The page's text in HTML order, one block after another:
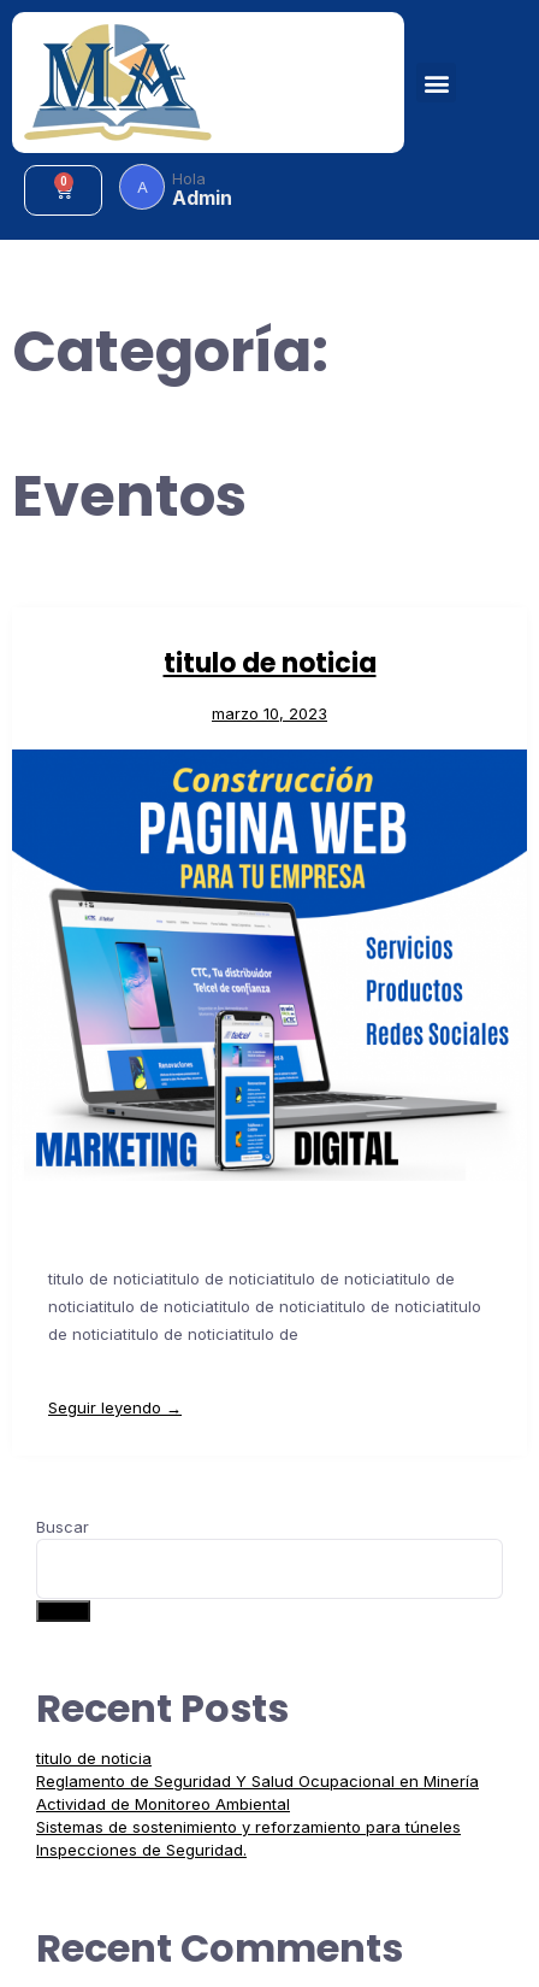
0 A Hola
Admin
Categoría:
Eventos
titulo de noticia
marzo 10, 2023
titulo de noticiatitulo de noticiatitulo de noticiatitulo de
noticiatitulo de noticiatitulo de noticiatitulo de noticiatitulo
de noticiatitulo de noticiatitulo de
Seguir leyendo →
Buscar
Recent Posts
titulo de noticia
Reglamento de Seguridad Y Salud Ocupacional en Minería
Actividad de Monitoreo Ambiental
Sistemas de sostenimiento y reforzamiento para túneles
Inspecciones de Seguridad.
Recent Comments